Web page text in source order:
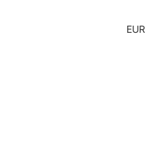
EUR